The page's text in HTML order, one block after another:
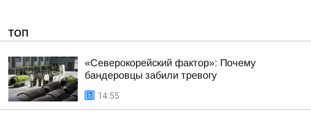
ТОП
«Северокорейский фактор»: Почему
бандеровцы забили тревогу
14:55